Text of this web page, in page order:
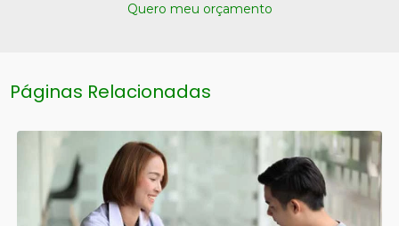
Quero meu orçamento
Páginas Relacionadas